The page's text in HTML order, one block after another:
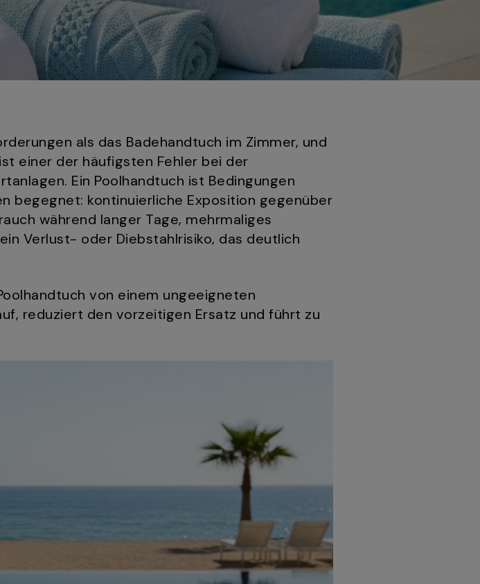
als das Badehandtuch im Zimmer, und
einer der häufigsten Fehler bei der
Ein Poolhandtuch ist Bedingungen
begegnet: kontinuierliche Exposition gegenüber
während langer Tage, mehrmaliges
Verlust- oder Diebstahlrisiko, das deutlich
von einem ungeeigneten
reduziert den vorzeitigen Ersatz und führt zu